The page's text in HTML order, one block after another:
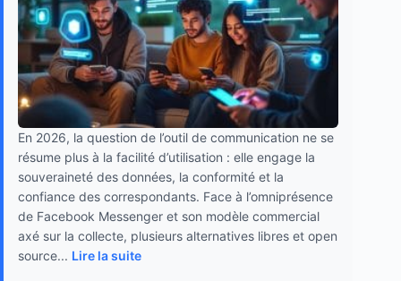
En 2026, la question de l’outil de communication ne se
résume plus à la facilité d’utilisation : elle engage la
souveraineté des données, la conformité et la
confiance des correspondants. Face à l’omniprésence
de Facebook Messenger et son modèle commercial
axé sur la collecte, plusieurs alternatives libres et open
source... Lire la suite